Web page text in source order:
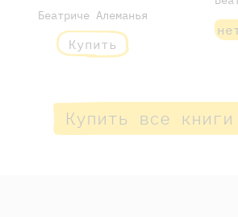
Беатриче Алеманья
Купить
Купить все